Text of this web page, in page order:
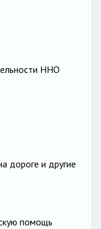
ННО
дороге и другие
помощь